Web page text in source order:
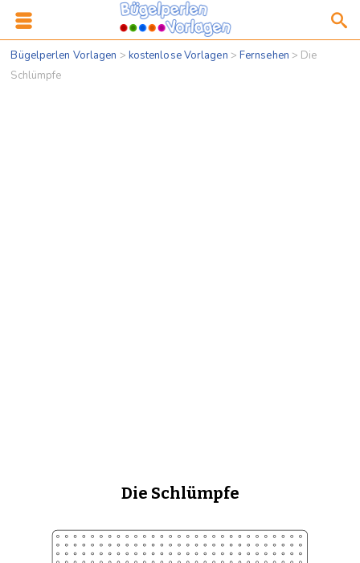
Bügelperlen Vorlagen > kostenlose Vorlagen > Fernsehen > Die
Schlümpfe
Die Schlümpfe